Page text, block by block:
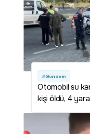
#Gündem
Otomobil su
kişi öldü, 4